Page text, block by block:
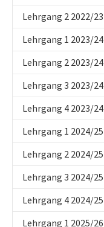
Lehrgang 2 2022/23
Lehrgang 1 2023/24
Lehrgang 2 2023/24
Lehrgang 3 2023/24
Lehrgang 4 2023/24
Lehrgang 1 2024/25
Lehrgang 2 2024/25
Lehrgang 3 2024/25
Lehrgang 4 2024/25
Lehrgang 1 2025/26